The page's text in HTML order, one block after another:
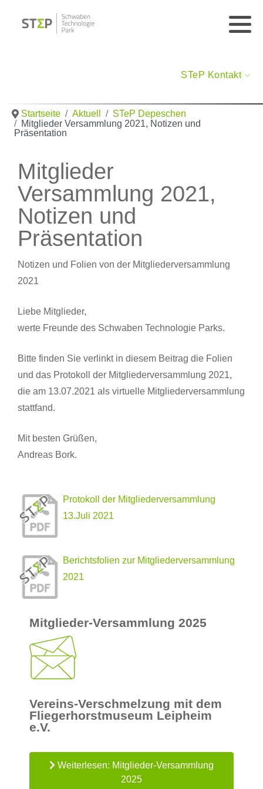
STeP Kontakt
Startseite Aktuell
STeP Depeschen
Mitglieder Versammlung 2021, Notizen und
Präsentation
Mitglieder-Versammlung 2025
Vereins-Verschmelzung mit dem
Fliegerhorstmuseum Leipheim
e.V.
Weiterlesen: Mitglieder-Versammlung
2025
Mitglieder
Versammlung 2021,
Notizen und
Präsentation
Notizen und Folien von der Mitgliederversammlung
2021
Liebe Mitglieder,
werte Freunde des Schwaben Technologie Parks.
Bitte finden Sie verlinkt in diesem Beitrag die Folien
und das Protokoll der Mitgliederversammlung 2021,
die am 13.07.2021 als virtuelle Mitgliederversammlung
stattfand.
Mit besten Grüßen,
Andreas Bork.​
Protokoll der Mitgliederversammlung
13.Juli 2021
Berichtsfolien zur Mitgliederversammlung
2021